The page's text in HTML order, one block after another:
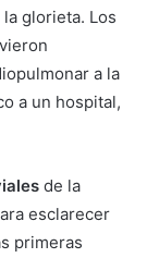
glorieta. Los
a la
a un hospital,
de la
esclarecer
primeras